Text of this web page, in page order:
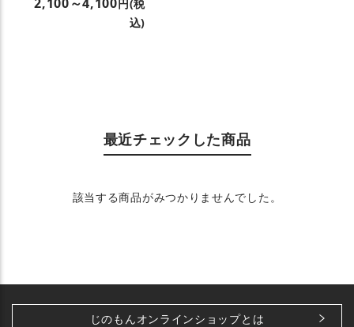
円(税
込)
最近チェックした商品
該当する商品がみつかりませんでした。
じのもんオンラインショップとは